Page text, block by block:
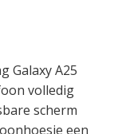
Galaxy A25
volledig
scherm
een